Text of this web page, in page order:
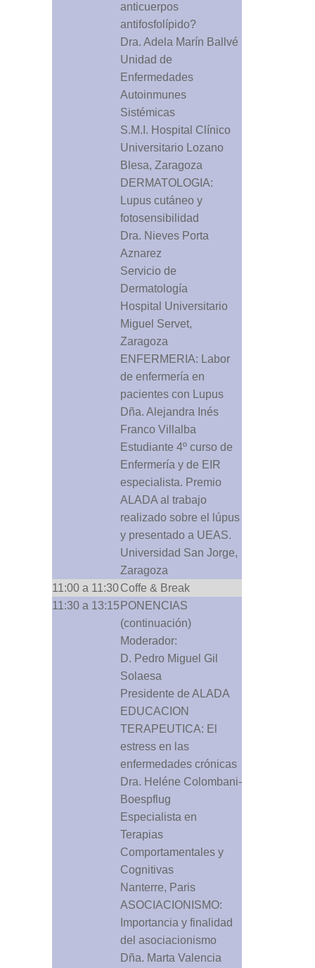
anticuerpos
antifosfolípido?
Dra. Adela Marín Ballvé
Unidad de
Enfermedades
Autoinmunes
Sistémicas
S.M.I. Hospital Clínico
Universitario Lozano
Blesa, Zaragoza
DERMATOLOGIA:
Lupus cutáneo y
fotosensibilidad
Dra. Nieves Porta
Aznarez
Servicio de
Dermatología
Hospital Universitario
Miguel Servet,
Zaragoza
ENFERMERIA: Labor
de enfermería en
pacientes con Lupus
Dña. Alejandra Inés
Franco Villalba
Estudiante 4º curso de
Enfermería y de EIR
especialista. Premio
ALADA al trabajo
realizado sobre el lúpus
y presentado a UEAS.
Universidad San Jorge,
Zaragoza
11:00 a 11:30Coffe & Break
11:30 a 13:15 PONENCIAS
(continuación)
Moderador:
D. Pedro Miguel Gil
Solaesa
Presidente de ALADA
EDUCACION
TERAPEUTICA: El
estress en las
enfermedades crónicas
Dra. Heléne Colombani-
Boespflug
Especialista en
Terapias
Comportamentales y
Cognitivas
Nanterre, Paris
ASOCIACIONISMO:
Importancia y finalidad
del asociacionismo
Dña. Marta Valencia